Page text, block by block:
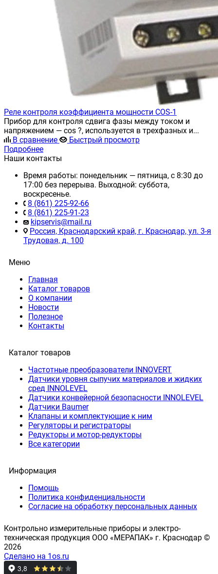
Реле контроля коэффициента мощности COS-1
Прибор для контроля сдвига фазы между током и
напряжением — cos ?, используется в трехфазных и...
В сравнение
Быстрый просмотр
Подробнее
Наши контакты
Время работы: понедельник — пятница, с 8:30 до
17:00 без перерыва. Выходной: суббота,
воскресенье.
8 (861) 225-92-66
8 (861) 225-91-23
kipservis@mail.ru
Россия, Краснодарский край, г. Краснодар, ул. 3-я
Трудовая, д. 100
Меню
Главная
Каталог товаров
О компании
Новости
Полезное
Контакты
Каталог товаров
Частотные преобразователи INNOVERT
Датчики уровня сыпучих материалов и жидких
сред INNOLEVEL
Датчики конвейерной безопасности INNOLEVEL
Датчики Baumer
Клапаны и комплектующие к ним
Регуляторы и регистраторы
Редукторы и мотор-редукторы
Все категории
Информация
Помощь
Политика конфиденциальности
Согласие на обработку персональных данных
Контрольно измерительные приборы и электро-
техническая продукция ООО «МЕРАПАК» г. Краснодар ©
2026
Сделано на 1os.ru